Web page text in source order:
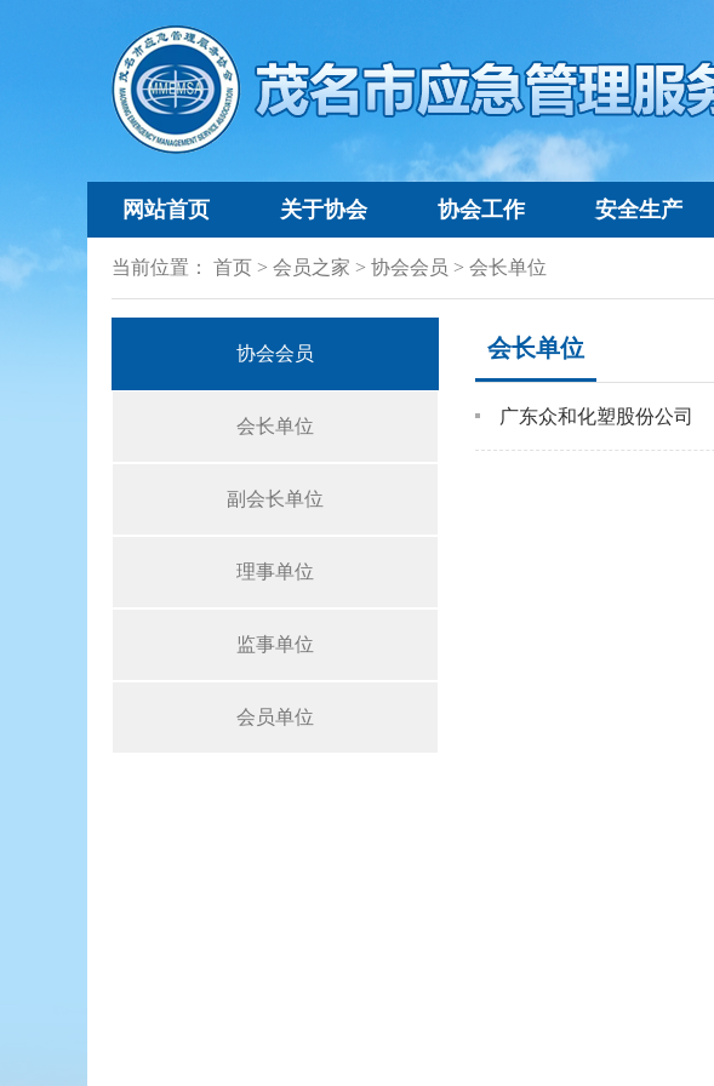
网站首页 关于协会 协会工作 安全生产
当前位置： 首页 > 会员之家 > 协会会员 > 会长单位
协会会员
会长单位
副会长单位
理事单位
监事单位
会员单位
会长单位
广东众和化塑股份公司